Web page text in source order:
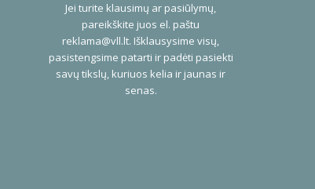
Jei turite klausimų ar pasiūlymų,
pareikškite juos el. paštu
reklama@vll.lt. Išklausysime visų,
pasistengsime patarti ir padėti pasiekti
savų tikslų, kuriuos kelia ir jaunas ir
senas.